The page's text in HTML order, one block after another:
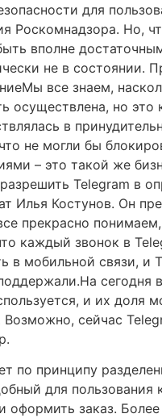
для
Роскомнадзора. Но,
вполне
не в состоянии.
все знаем,
осуществлена, но это
в
не могли бы
– это такой же
Telegram в
Илья Костунов. Он
прекрасно
каждый звонок в
в мобильной связи, и
сегодня
и их доля
сейчас
по принципу
для пользования
заказ. Более